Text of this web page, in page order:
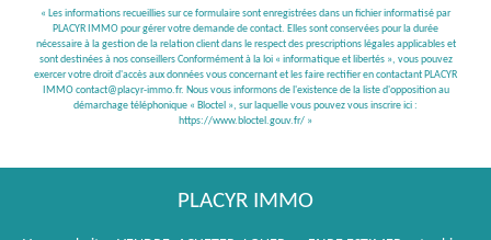
« Les informations recueillies sur ce formulaire sont enregistrées dans un fichier informatisé par
PLACYR IMMO pour gérer votre demande de contact. Elles sont conservées pour la durée
nécessaire à la gestion de la relation client dans le respect des prescriptions légales applicables et
sont destinées à nos conseillers Conformément à la loi « informatique et libertés », vous pouvez
exercer votre droit d'accès aux données vous concernant et les faire rectifier en contactant PLACYR
IMMO contact@placyr-immo.fr. Nous vous informons de l'existence de la liste d'opposition au
démarchage téléphonique « Bloctel », sur laquelle vous pouvez vous inscrire ici :
https://www.bloctel.gouv.fr/ »
PLACYR IMMO